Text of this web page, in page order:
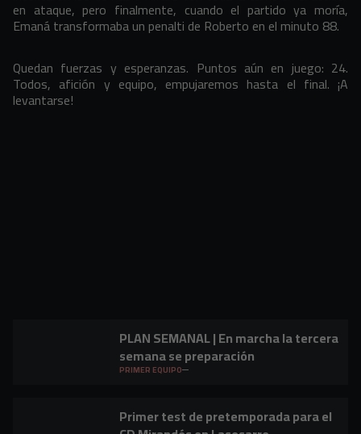
en ataque, pero finalmente, cuando el partido ya moría,
Emaná transformaba un penalti de Roberto en el minuto 88.
Quedan fuerzas y esperanzas. Puntos aún en juego: 24.
Todos, afición y equipo, empujaremos hasta el final. ¡A
levantarse!
PLAN SEMANAL | En marcha la tercera
semana se preparación
PRIMER EQUIPO
Primer test de pretemporada para el